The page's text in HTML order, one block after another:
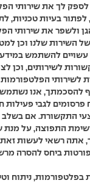
לספק לך את שירותי
לפתור בעיות טכניות,
ולשפר את שירותי
השירות שלנו וכן
עשויים להשתמש
לשירותים, וכן
לשירותי
להסכמתך, אנו
פרסומים לגבי
התקשורת. אם בשלב
התפוצה, על מנת
אתה רשאי לעשות
ביחס להסרה
בפלטפורמות, ניתוח